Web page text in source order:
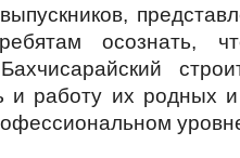
осознать,
и работу их родных